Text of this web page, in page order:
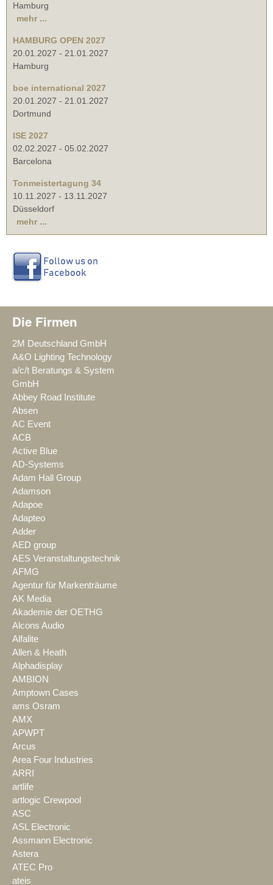
Hamburg
mehr ...
HAMBURG OPEN 2027
20.01.2027 - 21.01.2027
Hamburg
boe international 2027
20.01.2027 - 21.01.2027
Dortmund
ISE 2027
02.02.2027 - 05.02.2027
Barcelona
Tonmeistertagung 34
10.11.2027 - 13.11.2027
Düsseldorf
mehr ...
Die Firmen
2M Deutschland GmbH
A&O Lighting Technology
a/c/t Beratungs & System
GmbH
Abbey Road Institute
Absen
AC Event
ACB
Active Blue
AD-Systems
Adam Hall Group
Adamson
Adapoe
Adapteo
Adder
AED group
AES Veranstaltungstechnik
AFMG
Agentur für Markenträume
AK Media
Akademie der OETHG
Alcons Audio
Alfalite
Allen & Heath
Alphadisplay
AMBION
Amptown Cases
ams Osram
AMX
APWPT
Arcus
Area Four Industries
ARRI
artlife
artlogic Crewpool
ASC
ASL Electronic
Assmann Electronic
Astera
ATEC Pro
ateis